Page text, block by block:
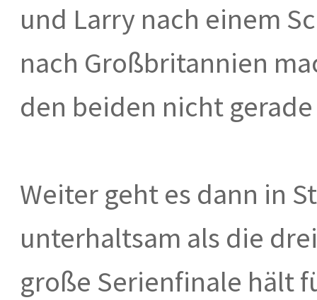
und Larry nach einem
nach Großbritannien
den beiden nicht
Weiter geht es dann in
unterhaltsam als die
große Serienfinale hält